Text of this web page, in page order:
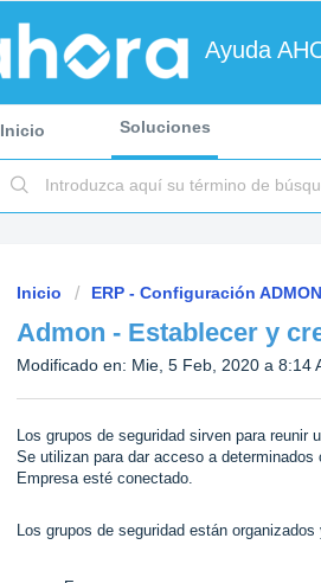
Ayuda
Inicio Soluciones
Inicio ERP - Configuración ADMON
Admon - Establecer y
Modificado en: Mie, 5 Feb, 2020 a 8:14
Los grupos de seguridad sirven para reunir
Se utilizan para dar acceso a
Empresa esté conectado.
Los grupos de seguridad están